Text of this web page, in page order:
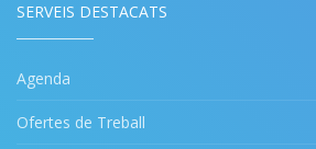
SERVEIS DESTACATS
Agenda
Ofertes de Treball